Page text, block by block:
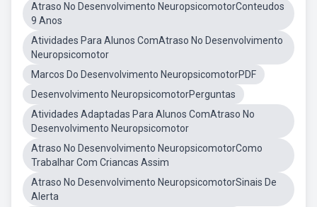
Atraso No Desenvolvimento NeuropsicomotorConteudos
9 Anos
Atividades Para Alunos ComAtraso No Desenvolvimento
Neuropsicomotor
Marcos Do Desenvolvimento NeuropsicomotorPDF
Desenvolvimento NeuropsicomotorPerguntas
Atividades Adaptadas Para Alunos ComAtraso No
Desenvolvimento Neuropsicomotor
Atraso No Desenvolvimento NeuropsicomotorComo
Trabalhar Com Criancas Assim
Atraso No Desenvolvimento NeuropsicomotorSinais De
Alerta